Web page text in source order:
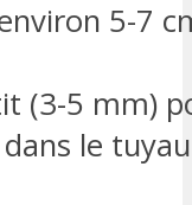
5-7
(3-5 mm)
le tuyau